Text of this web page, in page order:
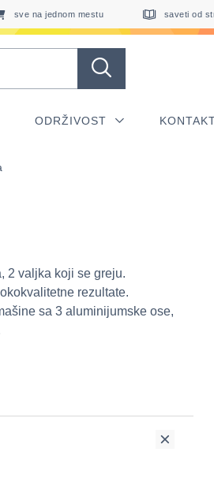
sve na jednom mestu saveti od
ODRŽIVOST
2 valjka koji se greju.
rezultate.
sa 3 aluminijumske ose,